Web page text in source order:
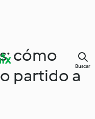
Buscar
cómo
partido a